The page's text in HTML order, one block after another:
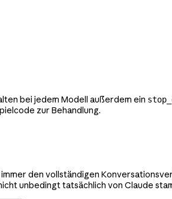
bei jedem Modell außerdem ein
zur Behandlung.
den vollständigen
unbedingt tatsächlich von Claude